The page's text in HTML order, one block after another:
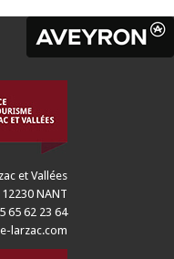
et Vallées
NANT
65 62 23 64
larzac.com